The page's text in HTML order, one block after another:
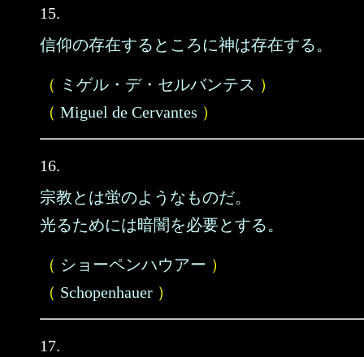
15.
信仰の存在するところに神は存在する。
（ ミゲル・デ・セルバンテス ）
（ Miguel de Cervantes ）
16.
宗教とは蛍のようなものだ。
光るためには暗闇を必要とする。
（ ショーペンハウアー ）
（ Schopenhauer ）
17.